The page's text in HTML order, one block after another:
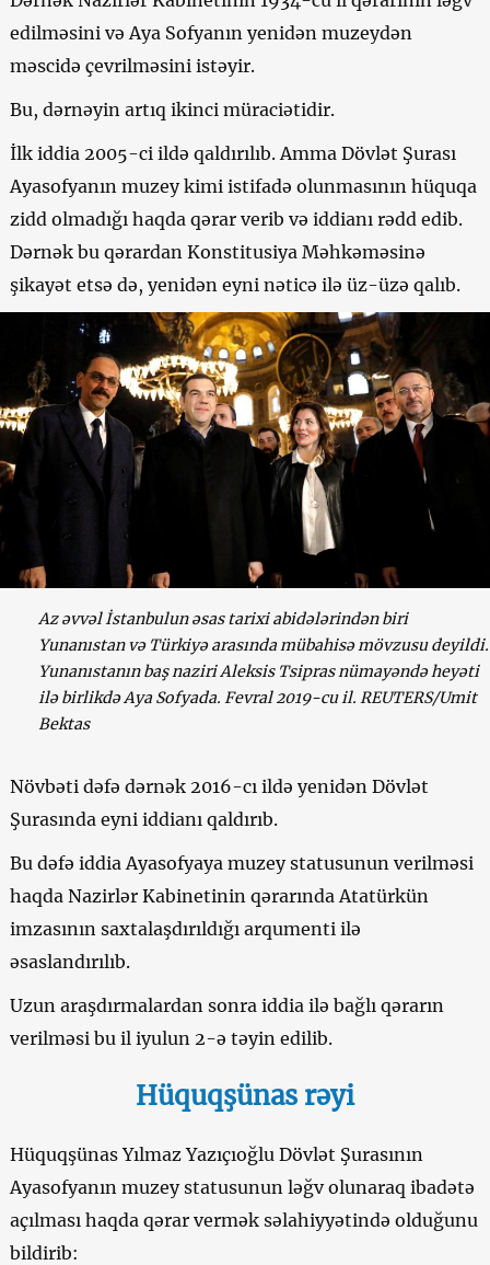
edilməsini və Aya Sofyanın yenidən muzeydən
məscidə çevrilməsini istəyir.
Bu, dərnəyin artıq ikinci müraciətidir.
İlk iddia 2005-ci ildə qaldırılıb. Amma Dövlət Şurası
Ayasofyanın muzey kimi istifadə olunmasının hüquqa
zidd olmadığı haqda qərar verib və iddianı rədd edib.
Dərnək bu qərardan Konstitusiya Məhkəməsinə
şikayət etsə də, yenidən eyni nəticə ilə üz-üzə qalıb.
Az əvvəl İstanbulun əsas tarixi abidələrindən biri
Yunanıstan və Türkiyə arasında mübahisə mövzusu deyildi.
Yunanıstanın baş naziri Aleksis Tsipras nümayəndə heyəti
ilə birlikdə Aya Sofyada. Fevral 2019-cu il. REUTERS/Umit
Bektas
Növbəti dəfə dərnək 2016-cı ildə yenidən Dövlət
Şurasında eyni iddianı qaldırıb.
Bu dəfə iddia Ayasofyaya muzey statusunun verilməsi
haqda Nazirlər Kabinetinin qərarında Atatürkün
imzasının saxtalaşdırıldığı arqumenti ilə
əsaslandırılıb.
Uzun araşdırmalardan sonra iddia ilə bağlı qərarın
verilməsi bu il iyulun 2-ə təyin edilib.
Hüquqşünas rəyi
Hüquqşünas Yılmaz Yazıçıoğlu Dövlət Şurasının
Ayasofyanın muzey statusunun ləğv olunaraq ibadətə
açılması haqda qərar vermək səlahiyyətində olduğunu
bildirib: